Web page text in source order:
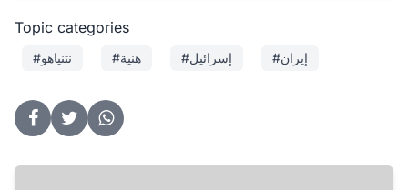
Topic categories
#نتنياهو #هنية #إسرائيل #إيران